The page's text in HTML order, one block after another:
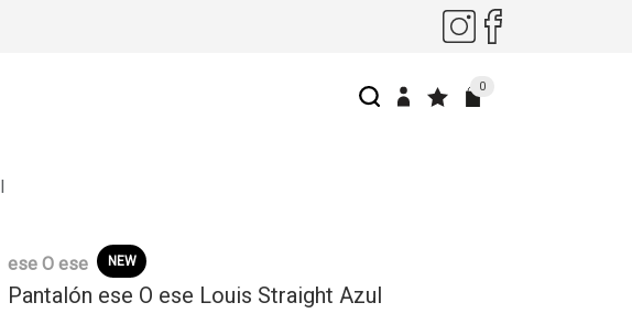
0
ese O ese NEW
Pantalón ese O ese Louis Straight Azul